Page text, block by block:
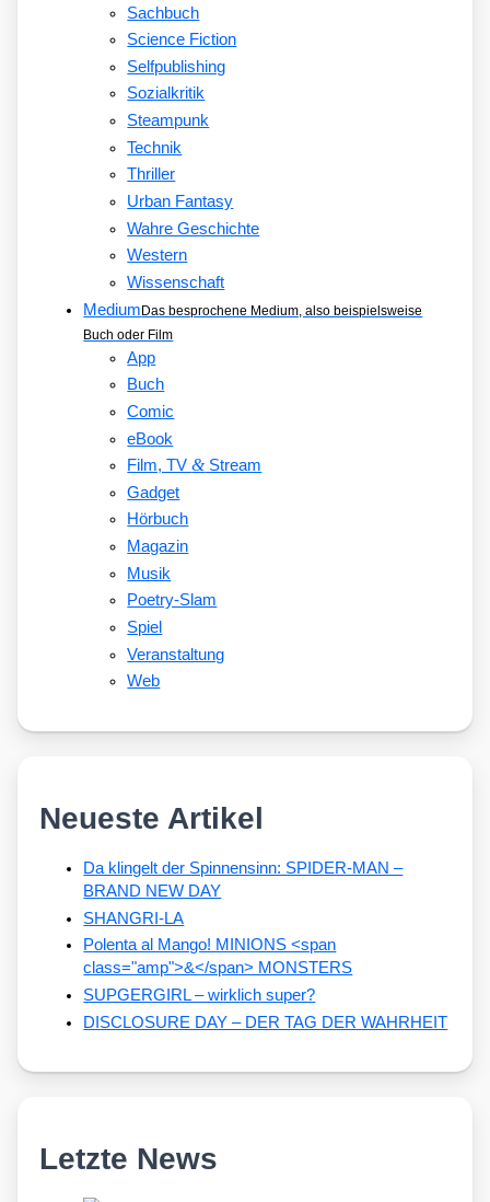
Sachbuch
Science Fiction
Selfpublishing
Sozialkritik
Steampunk
Technik
Thriller
Urban Fantasy
Wahre Geschichte
Western
Wissenschaft
MediumDas besprochene Medium, also beispielsweise
Buch oder Film
App
Buch
Comic
eBook
Film, TV&Stream
Gadget
Hörbuch
Magazin
Musik
Poetry-Slam
Spiel
Veranstaltung
Web
Neueste Artikel
Da klingelt der Spinnensinn: SPIDER-MAN –
BRAND NEW DAY
SHANGRI-LA
Polenta al Mango! MINIONS <span
class="amp">&</span> MONSTERS
SUPGERGIRL – wirklich super?
DISCLOSURE DAY – DER TAG DER WAHRHEIT
Letzte News